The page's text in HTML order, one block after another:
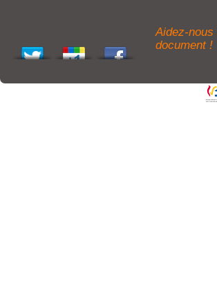
Aidez-
document !